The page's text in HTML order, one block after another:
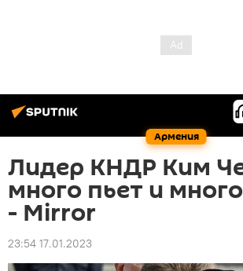
Армения
Лидер КНДР Ким
много пьет и
- Mirror
23:54 17.01.2023